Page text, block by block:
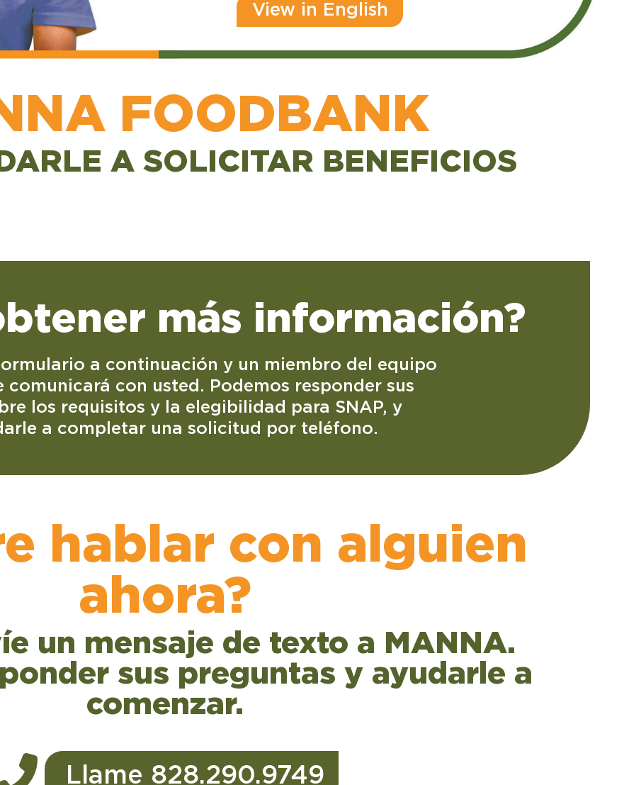
View in English
FOODBANK
A SOLICITAR BENEFICIOS
más información?
a continuación y un miembro del equipo
comunicará con usted. Podemos responder sus
los requisitos y la elegibilidad para SNAP, y
a completar una solicitud por teléfono.
hablar con alguien
ahora?
un mensaje de texto a MANNA.
sus preguntas y ayudarle a
comenzar.
Llame 828.290.9749